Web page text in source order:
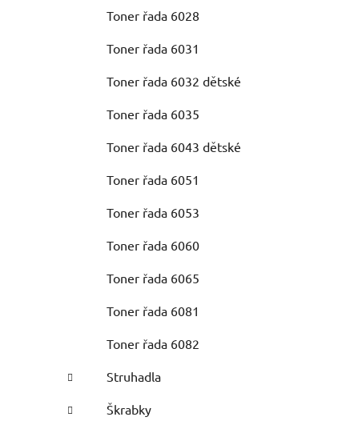
Toner řada 6028
Toner řada 6031
Toner řada 6032 dětské
Toner řada 6035
Toner řada 6043 dětské
Toner řada 6051
Toner řada 6053
Toner řada 6060
Toner řada 6065
Toner řada 6081
Toner řada 6082
Struhadla
Škrabky